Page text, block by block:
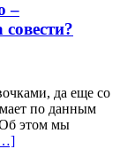
–
да еще со
по данным
Об этом мы